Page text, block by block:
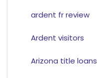
ardent fr review
Ardent visitors
Arizona title loans